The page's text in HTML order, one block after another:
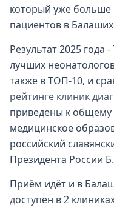
который уже больше
пациентов в
Результат 2025 года
лучших
также в ТОП-10, и
рейтинге клиник
приведены к
медицинское
российский
Президента России
Приём идёт и в
доступен в 2